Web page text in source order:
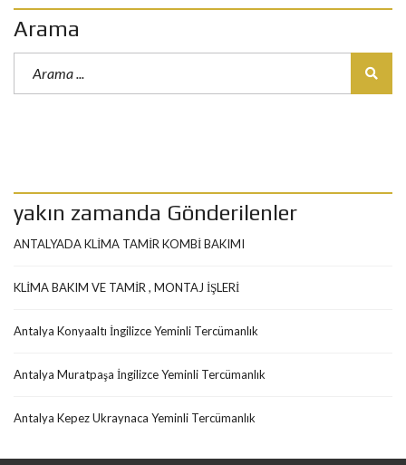
Arama
yakın zamanda Gönderilenler
ANTALYADA KLİMA TAMİR KOMBİ BAKIMI
KLİMA BAKIM VE TAMİR , MONTAJ İŞLERİ
Antalya Konyaaltı İngilizce Yeminli Tercümanlık
Antalya Muratpaşa İngilizce Yeminli Tercümanlık
Antalya Kepez Ukraynaca Yeminli Tercümanlık